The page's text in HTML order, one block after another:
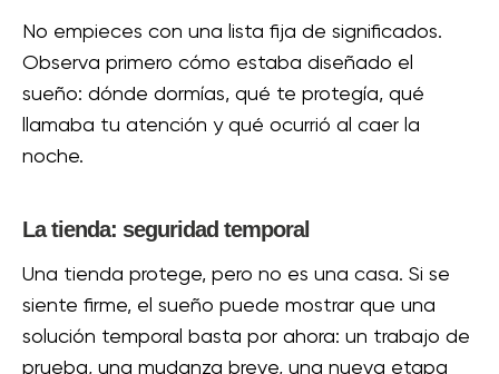
No empieces con una lista fija de significados.
Observa primero cómo estaba diseñado el
sueño: dónde dormías, qué te protegía, qué
llamaba tu atención y qué ocurrió al caer la
noche.
La tienda: seguridad temporal
Una tienda protege, pero no es una casa. Si se
siente firme, el sueño puede mostrar que una
solución temporal basta por ahora: un trabajo de
prueba, una mudanza breve, una nueva etapa